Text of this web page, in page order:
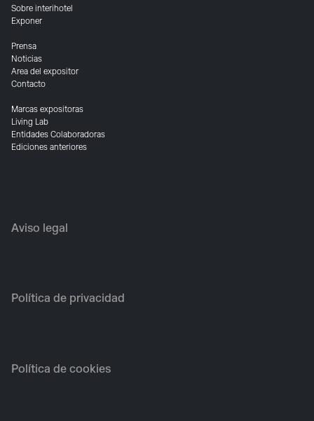
Sobre interihotel
Exponer
Prensa
Noticias
Area del expositor
Contacto
Marcas expositoras
Living Lab
Entidades Colaboradoras
Ediciones anteriores
Aviso legal
Política de privacidad
Política de cookies